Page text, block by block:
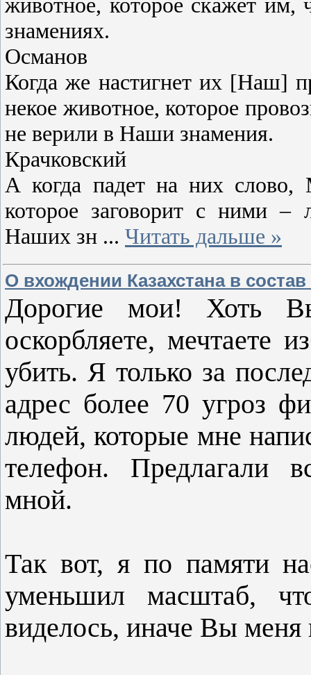
знамениях.
Османов
Когда же настигнет их [Наш]
некое животное, которое
не верили в Наши знамения.
Крачковский
А когда падет на них
которое заговорит с ними
Наших зн ... Читать дальше »
О вхождении Казахстана в
Дорогие мои! Хоть
оскорбляете, мечтаете
убить. Я только за
адрес более 70 угроз
людей, которые мне
телефон. Предлагали
мной.
Так вот, я по памяти
уменьшил масштаб,
виделось, иначе Вы меня